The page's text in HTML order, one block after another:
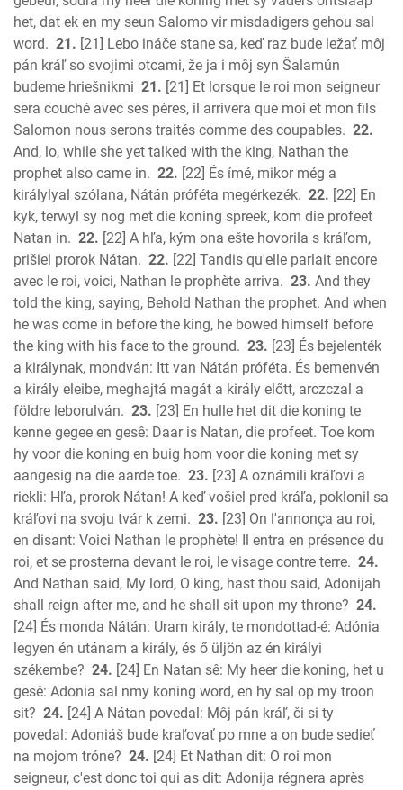
het, dat ek en my seun Salomo vir misdadigers gehou sal
word. 21. [21] Lebo ináče stane sa, keď raz bude ležať môj
pán kráľ so svojimi otcami, že ja i môj syn Šalamún
budeme hriešnikmi 21. [21] Et lorsque le roi mon seigneur
sera couché avec ses pères, il arrivera que moi et mon fils
Salomon nous serons traités comme des coupables. 22.
And, lo, while she yet talked with the king, Nathan the
prophet also came in. 22. [22] És ímé, mikor még a
királylyal szólana, Nátán próféta megérkezék. 22. [22] En
kyk, terwyl sy nog met die koning spreek, kom die profeet
Natan in. 22. [22] A hľa, kým ona ešte hovorila s kráľom,
prišiel prorok Nátan. 22. [22] Tandis qu'elle parlait encore
avec le roi, voici, Nathan le prophète arriva. 23. And they
told the king, saying, Behold Nathan the prophet. And when
he was come in before the king, he bowed himself before
the king with his face to the ground. 23. [23] És bejelenték
a királynak, mondván: Itt van Nátán próféta. És bemenvén
a király eleibe, meghajtá magát a király előtt, arczczal a
földre leborulván. 23. [23] En hulle het dit die koning te
kenne gegee en gesê: Daar is Natan, die profeet. Toe kom
hy voor die koning en buig hom voor die koning met sy
aangesig na die aarde toe. 23. [23] A oznámili kráľovi a
riekli: Hľa, prorok Nátan! A keď vošiel pred kráľa, poklonil sa
kráľovi na svoju tvár k zemi. 23. [23] On l'annonça au roi,
en disant: Voici Nathan le prophète! Il entra en présence du
roi, et se prosterna devant le roi, le visage contre terre. 24.
And Nathan said, My lord, O king, hast thou said, Adonijah
shall reign after me, and he shall sit upon my throne? 24.
[24] És monda Nátán: Uram király, te mondottad-é: Adónia
legyen én utánam a király, és ő üljön az én királyi
székembe? 24. [24] En Natan sê: My heer die koning, het u
gesê: Adonia sal nmy koning word, en hy sal op my troon
sit? 24. [24] A Nátan povedal: Môj pán kráľ, či si ty
povedal: Adoniáš bude kraľovať po mne a on bude sedieť
na mojom tróne? 24. [24] Et Nathan dit: O roi mon
seigneur, c'est donc toi qui as dit: Adonija régnera après